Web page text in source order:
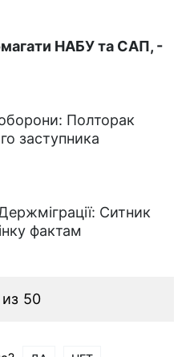
НАБУ та САП, -
Полторак
заступника
Ситник
фактам
50